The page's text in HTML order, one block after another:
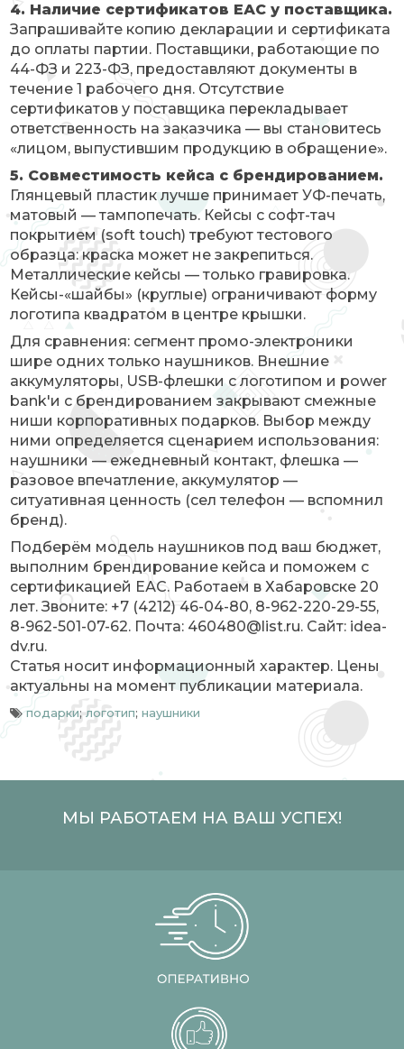
4. Наличие сертификатов ЕАС у поставщика.
Запрашивайте копию декларации и сертификата
до оплаты партии. Поставщики, работающие по
44-ФЗ и 223-ФЗ, предоставляют документы в
течение 1 рабочего дня. Отсутствие
сертификатов у поставщика перекладывает
ответственность на заказчика — вы становитесь
«лицом, выпустившим продукцию в обращение».
5. Совместимость кейса с брендированием.
Глянцевый пластик лучше принимает УФ-печать,
матовый — тампопечать. Кейсы с софт-тач
покрытием (soft touch) требуют тестового
образца: краска может не закрепиться.
Металлические кейсы — только гравировка.
Кейсы-«шайбы» (круглые) ограничивают форму
логотипа квадратом в центре крышки.
Для сравнения: сегмент промо-электроники
шире одних только наушников. Внешние
аккумуляторы, USB-флешки с логотипом и power
bank'и с брендированием закрывают смежные
ниши корпоративных подарков. Выбор между
ними определяется сценарием использования:
наушники — ежедневный контакт, флешка —
разовое впечатление, аккумулятор —
ситуативная ценность (сел телефон — вспомнил
бренд).
Подберём модель наушников под ваш бюджет,
выполним брендирование кейса и поможем с
сертификацией ЕАС. Работаем в Хабаровске 20
лет. Звоните: +7 (4212) 46-04-80, 8-962-220-29-55,
8-962-501-07-62. Почта: 460480@list.ru. Сайт: idea-
dv.ru.
Статья носит информационный характер. Цены
актуальны на момент публикации материала.
подарки; логотип;наушники
МЫ РАБОТАЕМ НА ВАШ УСПЕХ!